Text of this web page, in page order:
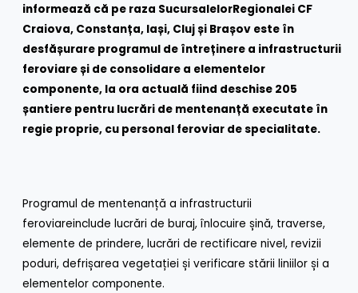
informează că pe raza SucursalelorRegionalei CF
Craiova, Constanța, Iași, Cluj și Brașov este în
desfășurare programul de întreținere a infrastructurii
feroviare și de consolidare a elementelor
componente, la ora actuală fiind deschise 205
șantiere pentru lucrări de mentenanță executate în
regie proprie, cu personal feroviar de specialitate.
Programul de mentenanță a infrastructurii
feroviareinclude lucrări de buraj, înlocuire șină, traverse,
elemente de prindere, lucrări de rectificare nivel, revizii
poduri, defrișarea vegetației și verificare stării liniilor și a
elementelor componente.